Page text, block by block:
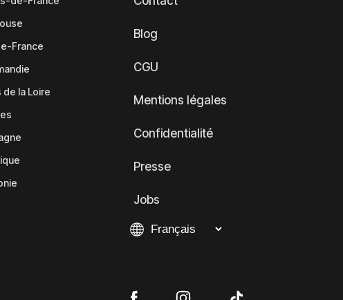
France
de la Loire
Blog
CGU
Mentions légales
Confidentialité
Presse
Jobs